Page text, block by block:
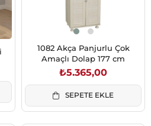
1082 Akça Panjurlu Çok
Amaçlı Dolap 177 cm
₺5.365,00
SEPETE EKLE